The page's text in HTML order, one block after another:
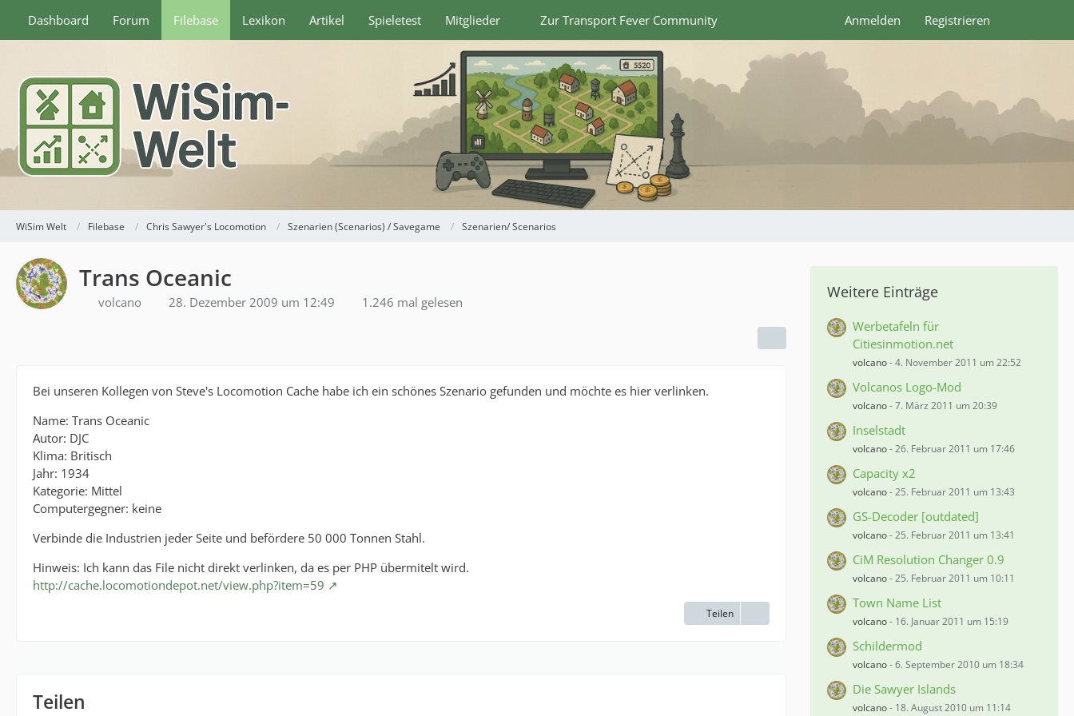
Dashboard Forum Filebase Lexikon Artikel Spieletest Mitglieder Zur Transport Fever Community Anmelden Registrieren
WiSim Welt Filebase Chris Sawyer's Locomotion Szenarien (Scenarios) / Savegame Szenarien/ Scenarios
Trans Oceanic
volcano 28. Dezember 2009 um 12:49 1.246 mal gelesen
Bei unseren Kollegen von Steve's Locomotion Cache habe ich ein schönes Szenario gefunden und möchte es hier verlinken.
Name: Trans Oceanic
Autor: DJC
Klima: Britisch
Jahr: 1934
Kategorie: Mittel
Computergegner: keine
Verbinde die Industrien jeder Seite und befördere 50 000 Tonnen Stahl.
Hinweis: Ich kann das File nicht direkt verlinken, da es per PHP übermitelt wird.
http://cache.locomotiondepot.net/view.php?item=59
Teilen
Teilen
Weitere Einträge
Werbetafeln für
Citiesinmotion.net
volcano-4. November 2011 um 22:52
Volcanos Logo-Mod
volcano-7. März 2011 um 20:39
Inselstadt
volcano-26. Februar 2011 um 17:46
Capacity x2
volcano-25. Februar 2011 um 13:43
GS-Decoder [outdated]
volcano-25. Februar 2011 um 13:41
CiM Resolution Changer 0.9
volcano-25. Februar 2011 um 10:11
Town Name List
volcano- 16. Januar 2011 um 15:19
Schildermod
volcano-6. September 2010 um 18:34
Die Sawyer Islands
volcano- 18. August 2010 um 11:14